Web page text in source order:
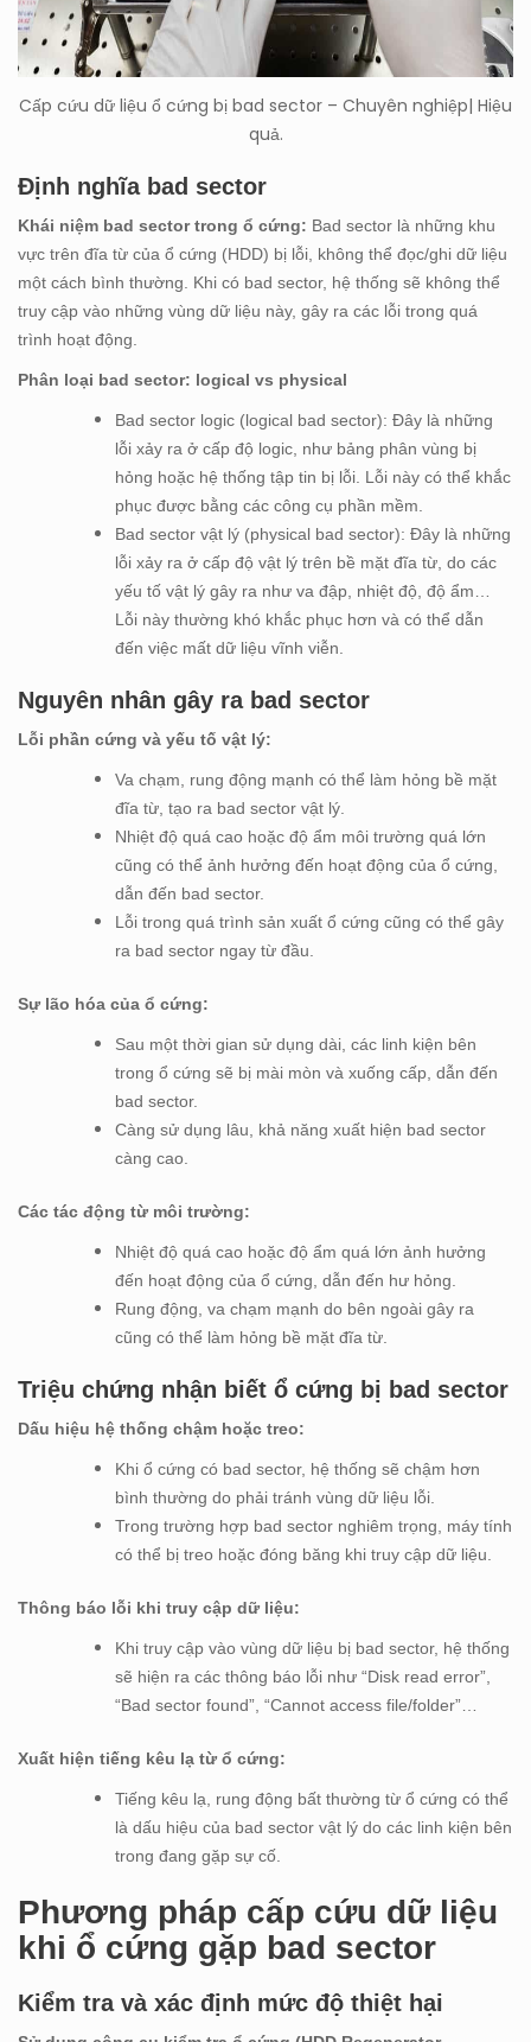
Cấp cứu dữ liệu ổ cứng bị bad sector – Chuyên nghiệp| Hiệu
quả.
Định nghĩa bad sector
Khái niệm bad sector trong ổ cứng: Bad sector là những khu
vực trên đĩa từ của ổ cứng (HDD) bị lỗi, không thể đọc/ghi dữ liệu
một cách bình thường. Khi có bad sector, hệ thống sẽ không thể
truy cập vào những vùng dữ liệu này, gây ra các lỗi trong quá
trình hoạt động.
Phân loại bad sector: logical vs physical
Bad sector logic (logical bad sector): Đây là những
lỗi xảy ra ở cấp độ logic, như bảng phân vùng bị
hỏng hoặc hệ thống tập tin bị lỗi. Lỗi này có thể khắc
phục được bằng các công cụ phần mềm.
Bad sector vật lý (physical bad sector): Đây là những
lỗi xảy ra ở cấp độ vật lý trên bề mặt đĩa từ, do các
yếu tố vật lý gây ra như va đập, nhiệt độ, độ ẩm…
Lỗi này thường khó khắc phục hơn và có thể dẫn
đến việc mất dữ liệu vĩnh viễn.
Nguyên nhân gây ra bad sector
Lỗi phần cứng và yếu tố vật lý:
Va chạm, rung động mạnh có thể làm hỏng bề mặt
đĩa từ, tạo ra bad sector vật lý.
Nhiệt độ quá cao hoặc độ ẩm môi trường quá lớn
cũng có thể ảnh hưởng đến hoạt động của ổ cứng,
dẫn đến bad sector.
Lỗi trong quá trình sản xuất ổ cứng cũng có thể gây
ra bad sector ngay từ đầu.
Sự lão hóa của ổ cứng:
Sau một thời gian sử dụng dài, các linh kiện bên
trong ổ cứng sẽ bị mài mòn và xuống cấp, dẫn đến
bad sector.
Càng sử dụng lâu, khả năng xuất hiện bad sector
càng cao.
Các tác động từ môi trường:
Nhiệt độ quá cao hoặc độ ẩm quá lớn ảnh hưởng
đến hoạt động của ổ cứng, dẫn đến hư hỏng.
Rung động, va chạm mạnh do bên ngoài gây ra
cũng có thể làm hỏng bề mặt đĩa từ.
Triệu chứng nhận biết ổ cứng bị bad sector
Dấu hiệu hệ thống chậm hoặc treo:
Khi ổ cứng có bad sector, hệ thống sẽ chậm hơn
bình thường do phải tránh vùng dữ liệu lỗi.
Trong trường hợp bad sector nghiêm trọng, máy tính
có thể bị treo hoặc đóng băng khi truy cập dữ liệu.
Thông báo lỗi khi truy cập dữ liệu:
Khi truy cập vào vùng dữ liệu bị bad sector, hệ thống
sẽ hiện ra các thông báo lỗi như “Disk read error”,
“Bad sector found”, “Cannot access file/folder”…
Xuất hiện tiếng kêu lạ từ ổ cứng:
Tiếng kêu lạ, rung động bất thường từ ổ cứng có thể
là dấu hiệu của bad sector vật lý do các linh kiện bên
trong đang gặp sự cố.
Phương pháp cấp cứu dữ liệu
khi ổ cứng gặp bad sector
Kiểm tra và xác định mức độ thiệt hại